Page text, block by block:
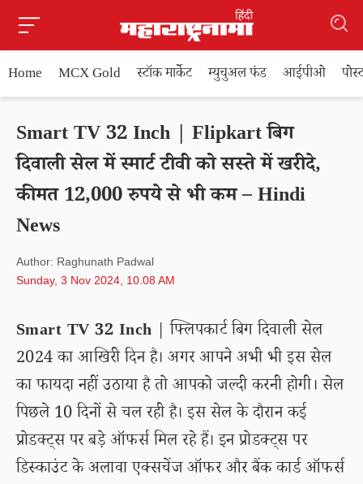
Home MCX Gold स्टॉक मार्केट म्युचुअल फंड आईपीओ
Smart TV 32 Inch | Flipkart बिग
दिवाली सेल में स्मार्ट टीवी को सस्ते में खरीदे,
कीमत 12,000 रुपये से भी कम – Hindi
News
Author: Raghunath Padwal
Sunday, 3 Nov 2024, 10.08 AM
Smart TV 32 Inch | फ्लिपकार्ट बिग दिवाली सेल
2024 का आखिरी दिन है। अगर आपने अभी भी इस सेल
का फायदा नहीं उठाया है तो आपको जल्दी करनी होगी। सेल
पिछले 10 दिनों से चल रही है। इस सेल के दौरान कई
प्रोडक्ट्स पर बड़े ऑफर्स मिल रहे हैं। इन प्रोडक्ट्स पर
डिस्काउंट के अलावा एक्सचेंज ऑफर और बैंक कार्ड ऑफर्स